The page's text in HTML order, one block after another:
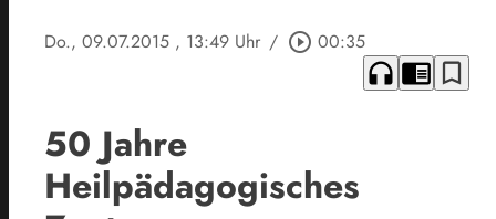
Do., 09.07.2015 , 13:49 Uhr / play_circle_outline 00:35
headphones chrome_reader_mode bookmark_border
50 Jahre
Heilpädagogisches